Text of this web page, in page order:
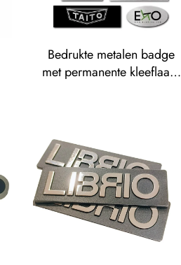
Bedrukte metalen badge
met permanente kleeflaag,
naamplaat, roestvrijstalen
etiketten